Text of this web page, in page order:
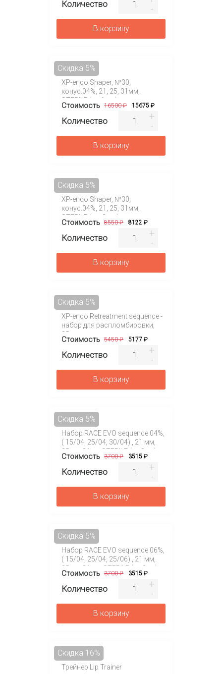
Количество
В корзину
XP-endo Shaper, №30,
конус.04%, 21, 25, 31мм,
STERILE (уп.6 шт)
Стоимость
Скидка 5%
16500 ₽ 15675 ₽
Количество
В корзину
XP-endo Shaper, №30,
конус.04%, 21, 25, 31мм,
STERILE (уп. 3 шт)
Стоимость
Скидка 5%
8550 ₽ 8122 ₽
Количество
В корзину
XP-endo Retreatment sequence -
набор для распломбировки,
25mm
Стоимость
Скидка 5%
5450 ₽ 5177 ₽
Количество
В корзину
Набор RACE EVO sequence 04%,
( 15/04, 25/04, 30/04) , 21 мм,
25мм, 31мм STERILE (уп.3шт)
Стоимость
Скидка 5%
3700 ₽ 3515 ₽
Количество
В корзину
Набор RACE EVO sequence 06%,
( 15/04, 25/04, 25/06) , 21 мм,
25мм, 31мм, STERILE (уп.3шт)
Стоимость
Скидка 5%
3700 ₽ 3515 ₽
Количество
В корзину
Трейнер Lip Trainer
Скидка 16%